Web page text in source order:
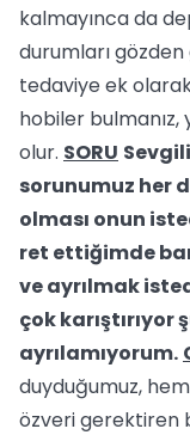
kalmayınca da
durumları
tedaviye ek
hobiler
olur. SORU
sorunumuz her
olması onun
ret ettiğimde
ve ayrılmak
çok
ayrılamıyorum.
duyduğumuz,
özveri gerektiren